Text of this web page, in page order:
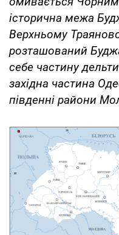
історична межа
Верхньому
розташований
себе частину
західна частина
південні райони